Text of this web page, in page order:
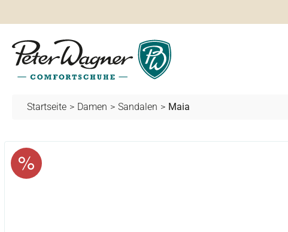
Startseite > Damen > Sandalen > Maia
Bildergalerie überspringen